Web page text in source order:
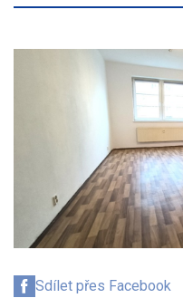
Sdílet přes Facebook